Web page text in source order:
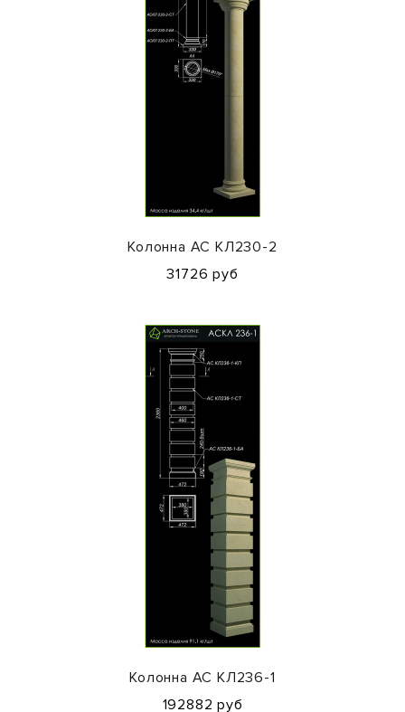
Колонна АС КЛ230-2
31726 руб
Колонна АС КЛ236-1
192882 руб